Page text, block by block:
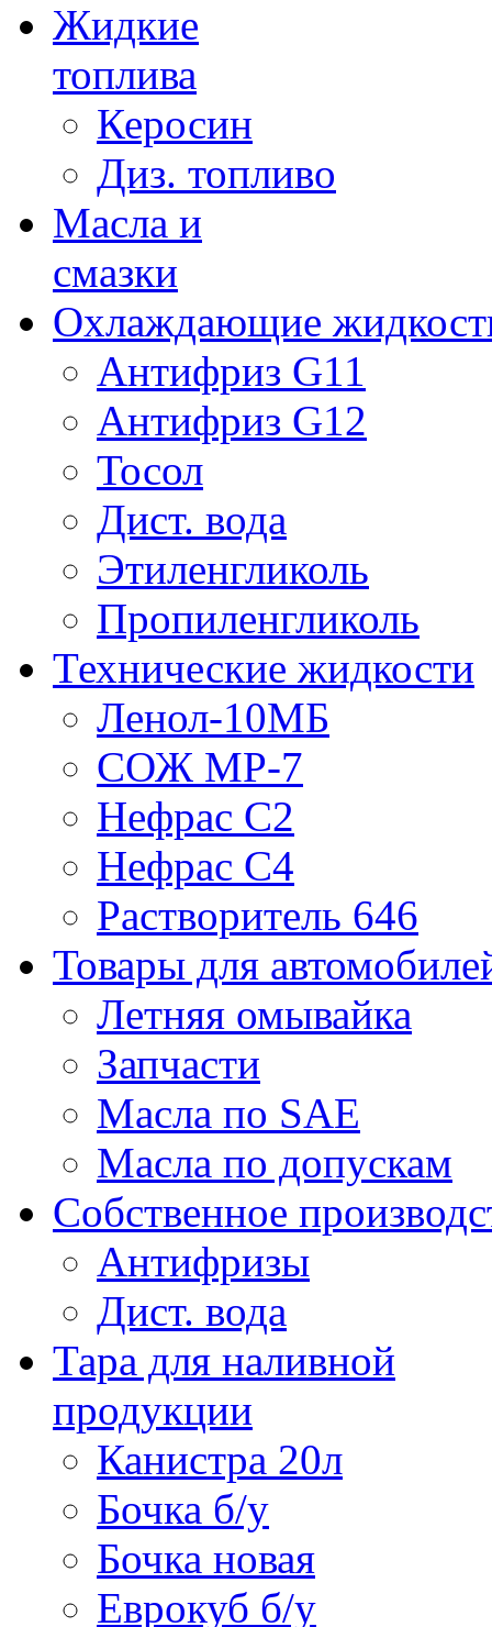
Жидкие
топлива
Керосин
Диз. топливо
Масла и
смазки
Охлаждающие
Антифриз G11
Антифриз G12
Тосол
Дист. вода
Этиленгликоль
Пропиленгликоль
Технические жидкости
Ленол-10МБ
СОЖ МР-7
Нефрас С2
Нефрас С4
Растворитель 646
Товары для
Летняя омывайка
Запчасти
Масла по SAE
Масла по допускам
Собственное
Антифризы
Дист. вода
Тара для наливной
продукции
Канистра 20л
Бочка б/у
Бочка новая
Еврокуб б/у